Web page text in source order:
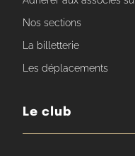
Nos sections
La billetterie
Les déplacements
Le club